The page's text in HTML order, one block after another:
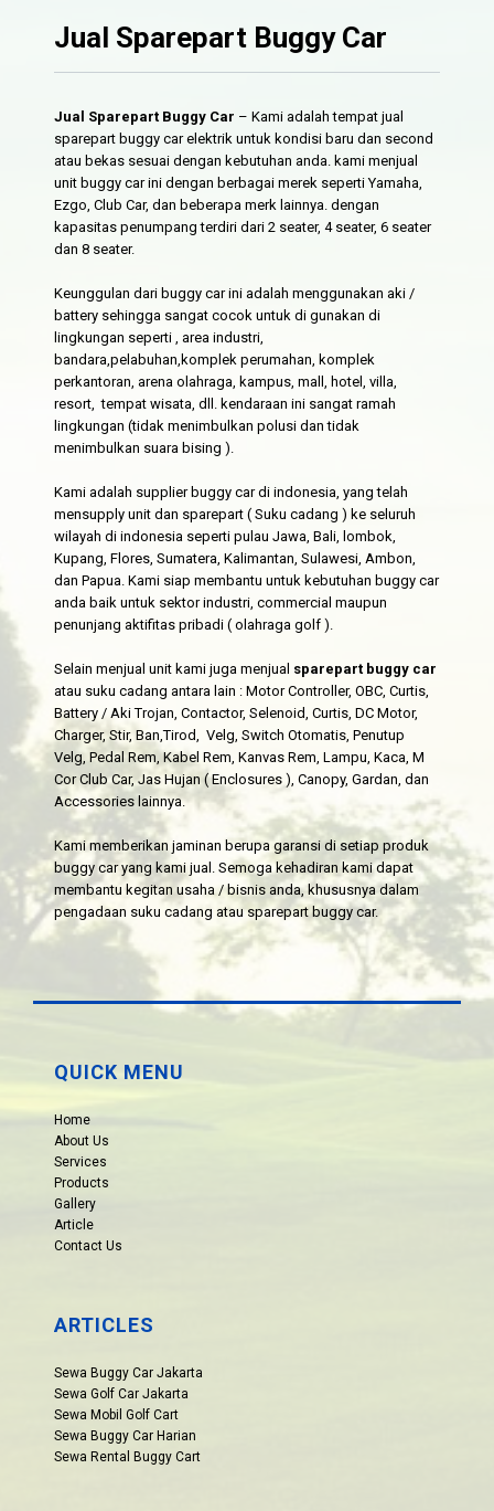
Jual Sparepart Buggy Car
Jual Sparepart Buggy Car – Kami adalah tempat jual
sparepart buggy car elektrik untuk kondisi baru dan second
atau bekas sesuai dengan kebutuhan anda. kami menjual
unit buggy car ini dengan berbagai merek seperti Yamaha,
Ezgo, Club Car, dan beberapa merk lainnya. dengan
kapasitas penumpang terdiri dari 2 seater, 4 seater, 6 seater
dan 8 seater.
Keunggulan dari buggy car ini adalah menggunakan aki /
battery sehingga sangat cocok untuk di gunakan di
lingkungan seperti , area industri,
bandara,pelabuhan,komplek perumahan, komplek
perkantoran, arena olahraga, kampus, mall, hotel, villa,
resort, tempat wisata, dll. kendaraan ini sangat ramah
lingkungan (tidak menimbulkan polusi dan tidak
menimbulkan suara bising ).
Kami adalah supplier buggy car di indonesia, yang telah
mensupply unit dan sparepart ( Suku cadang ) ke seluruh
wilayah di indonesia seperti pulau Jawa, Bali, lombok,
Kupang, Flores, Sumatera, Kalimantan, Sulawesi, Ambon,
dan Papua. Kami siap membantu untuk kebutuhan buggy car
anda baik untuk sektor industri, commercial maupun
penunjang aktifitas pribadi ( olahraga golf ).
Selain menjual unit kami juga menjual sparepart buggy car
atau suku cadang antara lain : Motor Controller, OBC, Curtis,
Battery / Aki Trojan, Contactor, Selenoid, Curtis, DC Motor,
Charger, Stir, Ban,Tirod, Velg, Switch Otomatis, Penutup
Velg, Pedal Rem, Kabel Rem, Kanvas Rem, Lampu, Kaca, M
Cor Club Car, Jas Hujan ( Enclosures ), Canopy, Gardan, dan
Accessories lainnya.
Kami memberikan jaminan berupa garansi di setiap produk
buggy car yang kami jual. Semoga kehadiran kami dapat
membantu kegitan usaha / bisnis anda, khususnya dalam
pengadaan suku cadang atau sparepart buggy car.
QUICK MENU
Home
About Us
Services
Products
Gallery
Article
Contact Us
ARTICLES
Sewa Buggy Car Jakarta
Sewa Golf Car Jakarta
Sewa Mobil Golf Cart
Sewa Buggy Car Harian
Sewa Rental Buggy Cart